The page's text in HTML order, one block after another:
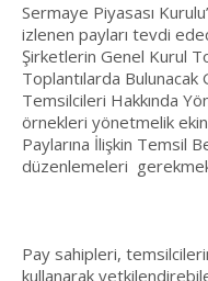
Sermaye Piyasası
izlenen payları tevdi
Şirketlerin Genel Kurul
Toplantılarda Bulunacak
Temsilcileri Hakkında
örnekleri yönetmelik
Paylarına İlişkin Temsil
düzenlemeleri
Pay sahipleri,
kullanarak